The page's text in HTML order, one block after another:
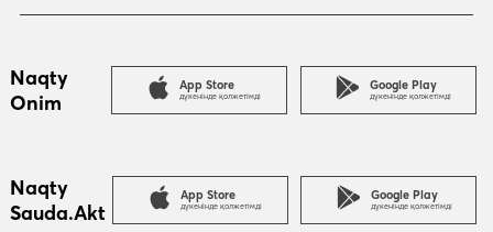
Naqty
Onim
App Store
дүкенінде қолжетімді
Google Play
дүкенінде қолжетімді
Naqty
Sauda.Akt
App Store
дүкенінде қолжетімді
Google Play
дүкенінде қолжетімді